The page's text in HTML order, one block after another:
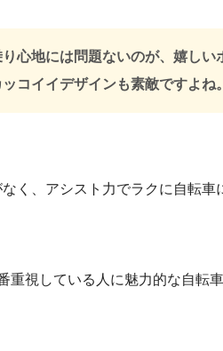
心地には問題ないのが、嬉しい
コイイデザインも素敵ですよね
く、アシスト力でラクに自転車
重視している人に魅力的な自転